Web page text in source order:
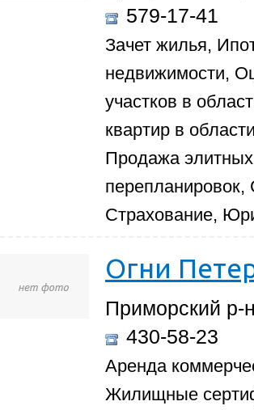
579-17-41
Зачет жилья,
недвижимости,
участков в
квартир в
Продажа элитных
Страхование,
Огни
Приморский р-
430-58-23
Аренда
Жилищные